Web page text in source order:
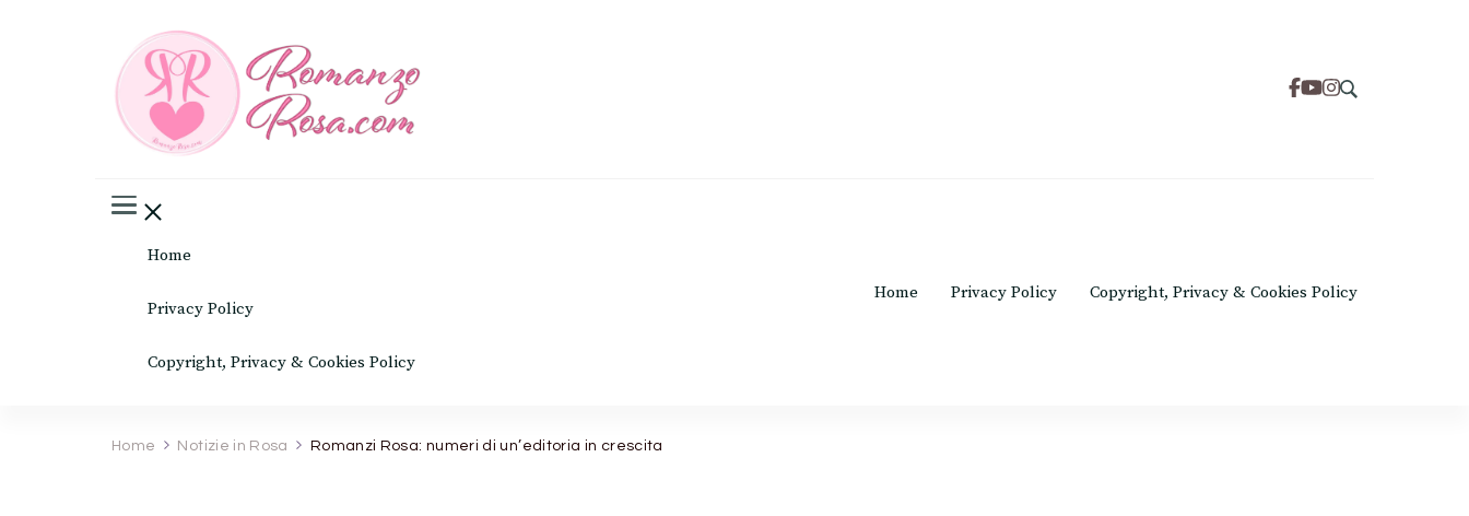
Romanzo rosa.com
Home
Privacy Policy
Copyright, Privacy & Cookies Policy
Home Privacy Policy Copyright, Privacy & Cookies Policy
Home Notizie in Rosa Romanzi Rosa: numeri di un’editoria in crescita